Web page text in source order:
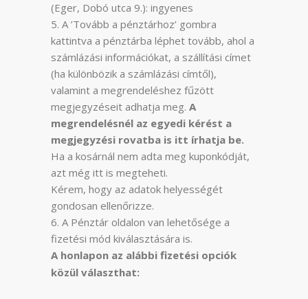
(Eger, Dobó utca 9.): ingyenes
A ’Tovább a pénztárhoz’ gombra
kattintva a pénztárba léphet tovább, ahol a
számlázási információkat, a szállítási címet
(ha különbözik a számlázási címtől),
valamint a megrendeléshez fűzött
megjegyzéseit adhatja meg. A
megrendelésnél az egyedi kérést a
megjegyzési rovatba is itt írhatja be.
Ha a kosárnál nem adta meg kuponkódját,
azt még itt is megteheti.
Kérem, hogy az adatok helyességét
gondosan ellenőrizze.
A Pénztár oldalon van lehetősége a
fizetési mód kiválasztására is.
A honlapon az alábbi fizetési opciók
közül választhat: